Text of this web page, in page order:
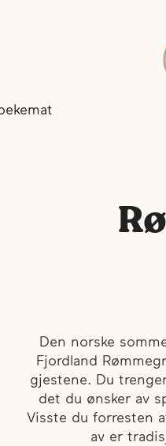
Den norske
Fjordland
gjestene. Du
det du ønsker av
Visste du forresten
av er